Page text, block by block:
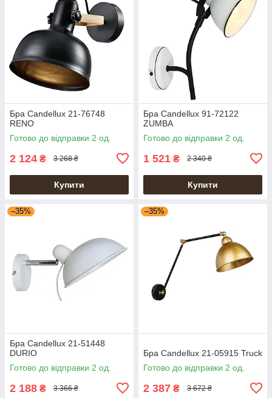
Бра Candellux 21-76748
RENO
Готово до відправки 2 од.
2 124 ₴ 3 268 ₴
Купити
Бра Candellux 91-72122
ZUMBA
Готово до відправки 2 од.
1 521 ₴ 2 340 ₴
Купити
–35%
Бра Candellux 21-51448
DURIO
Готово до відправки 2 од.
2 188 ₴ 3 366 ₴
–35%
Бра Candellux 21-05915 Truck
Готово до відправки 2 од.
2 387 ₴ 3 672 ₴